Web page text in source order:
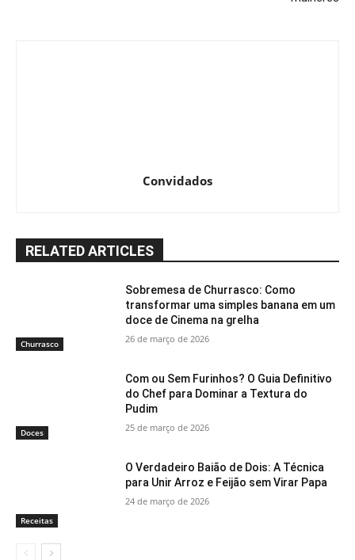
Convidados
RELATED ARTICLES
Churrasco
Sobremesa de Churrasco: Como
transformar uma simples banana em um
doce de Cinema na grelha
26 de março de 2026
Doces
Com ou Sem Furinhos? O Guia Definitivo
do Chef para Dominar a Textura do
Pudim
25 de março de 2026
Receitas
O Verdadeiro Baião de Dois: A Técnica
para Unir Arroz e Feijão sem Virar Papa
24 de março de 2026